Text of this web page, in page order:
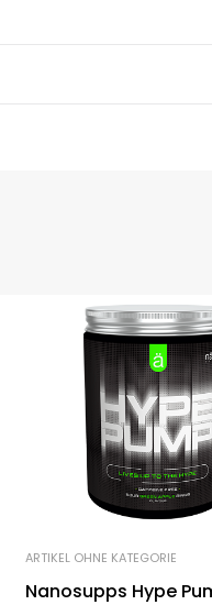
ARTIKEL OHNE KATEGORIE
Nanosupps Hype